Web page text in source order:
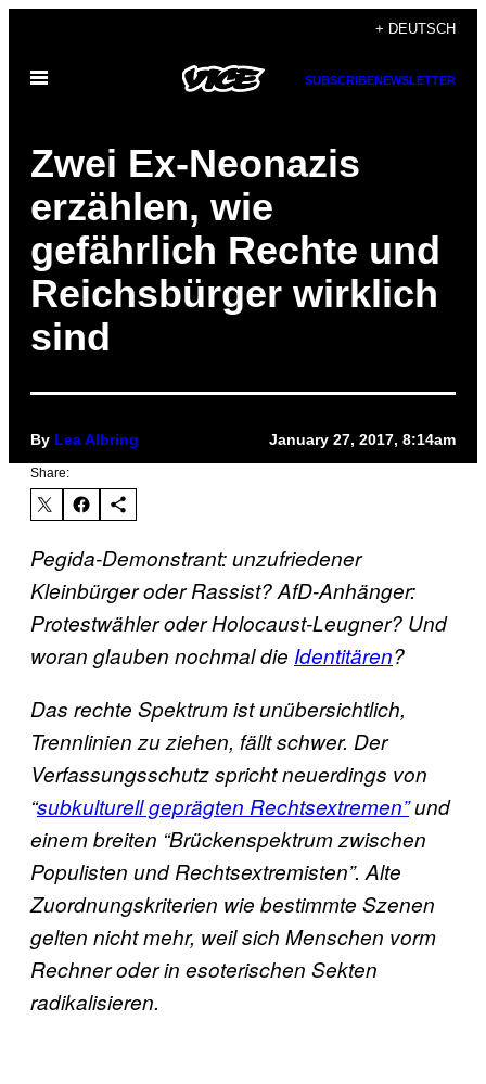
content
+ DEUTSCH
Open
SUBSCRIBENEWSLETTER
Zwei Ex-Neonazis
erzählen, wie
gefährlich Rechte und
Reichsbürger wirklich
sind
By Lea Albring January 27, 2017, 8:14am
Share:
Pegida-Demonstrant: unzufriedener
Kleinbürger oder Rassist? AfD-Anhänger:
Protestwähler oder Holocaust-Leugner? Und
woran glauben nochmal die Identitären?
Das rechte Spektrum ist unübersichtlich,
Trennlinien zu ziehen, fällt schwer. Der
Verfassungsschutz spricht neuerdings von
“subkulturell geprägten Rechtsextremen”und
einem breiten “Brückenspektrum zwischen
Populisten und Rechtsextremisten”. Alte
Zuordnungskriterien wie bestimmte Szenen
gelten nicht mehr, weil sich Menschen vorm
Rechner oder in esoterischen Sekten
radikalisieren.